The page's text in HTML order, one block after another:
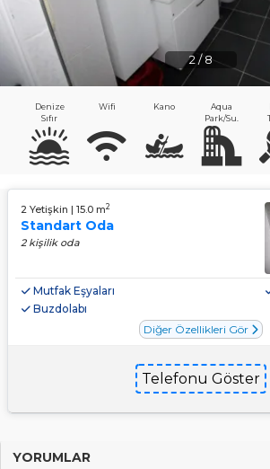
2 /8
Denize
Sıfır
Wifi Kano
Aqua
Park/Su.
2 Yetişkin | 15.0 m2
Standart Oda
2 kişilik oda
Mutfak Eşyaları
Buzdolabı
Diğer Özellikleri Gör
Telefonu Göster
YORUMLAR